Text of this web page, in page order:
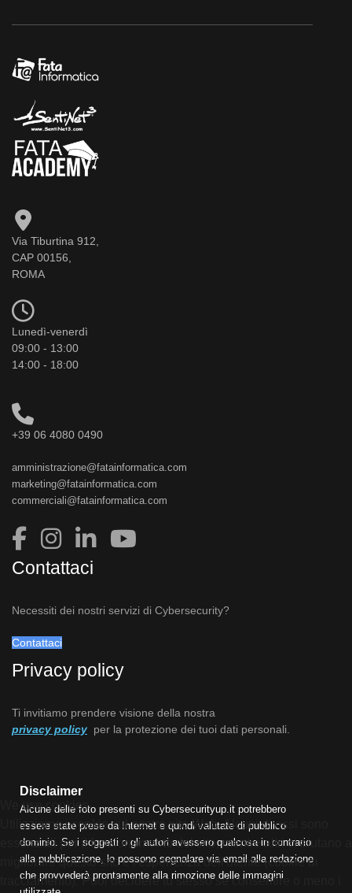
Via Tiburtina 912,
CAP 00156,
ROMA
Lunedì-venerdì
09:00 - 13:00
14:00 - 18:00
+39 06 4080 0490
amministrazione@fatainformatica.com
marketing@fatainformatica.com
commerciali@fatainformatica.com
Contattaci
Necessiti dei nostri servizi di Cybersecurity?
Contattaci
Privacy policy
Ti invitiamo prendere visione della nostra
privacy policy per la protezione dei tuoi dati personali.
Disclaimer
Alcune delle foto presenti su Cybersecurityup.it potrebbero
essere state prese da Internet e quindi valutate di pubblico
dominio. Se i soggetti o gli autori avessero qualcosa in contrario
alla pubblicazione, lo possono segnalare via email alla redazione
che provvederà prontamente alla rimozione delle immagini
We use cookies
Utilizziamo i cookie sul nostro sito Web. Alcuni di essi sono
essenziali per il funzionamento del sito, mentre altri ci aiutano a
migliorare questo sito e l'esperienza dell'utente (cookie di
tracciamento). Puoi decidere tu stesso se consentire o meno i